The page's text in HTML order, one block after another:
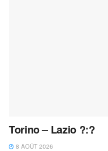
Torino – Lazio ?:?
8 AOÛT 2026